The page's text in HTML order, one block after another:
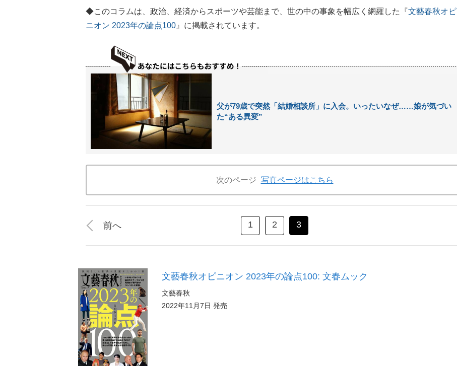
◆このコラムは、政治、経済からスポーツや芸能まで、世の中の事象を幅広く網羅した『文藝春秋オピ
ニオン 2023年の論点100 』に掲載されています。
父が79歳で突然「結婚相談所」に入会。いったいなぜ……娘が気づい
た“ある異変”
次のページ 写真ページはこちら
前へ 1 2 3
文藝春秋オピニオン 2023年の論点100: 文春ムック
文藝春秋
2022年11月7日 発売